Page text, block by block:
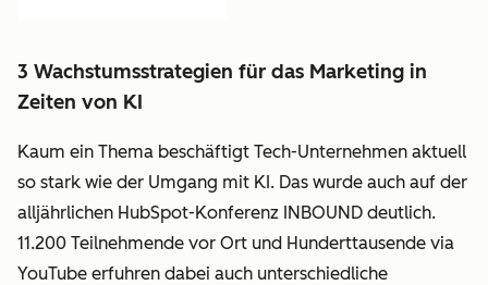
3 Wachstumsstrategien für das Marketing in
Zeiten von KI
Kaum ein Thema beschäftigt Tech-Unternehmen aktuell
so stark wie der Umgang mit KI. Das wurde auch auf der
alljährlichen HubSpot-Konferenz INBOUND deutlich.
11.200 Teilnehmende vor Ort und Hunderttausende via
YouTube erfuhren dabei auch unterschiedliche